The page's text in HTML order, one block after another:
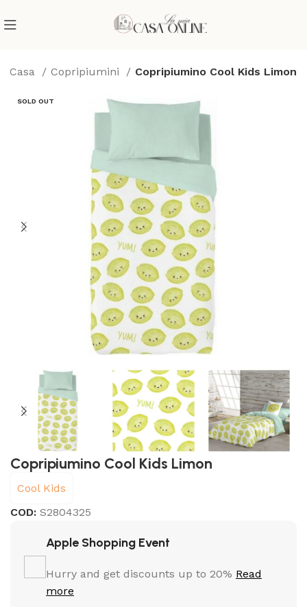
Casa Copripiumini Copripiumino Cool Kids Limon
SOLD OUT
Copripiumino Cool Kids Limon
Cool Kids
COD:S2804325
Apple Shopping Event
Hurry and get discounts up to 20% Read
more